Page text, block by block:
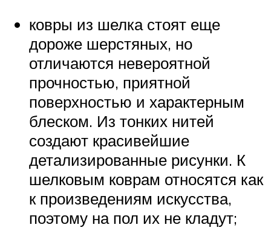
ковры из шелка стоят еще
дороже шерстяных, но
отличаются невероятной
прочностью, приятной
поверхностью и характерным
блеском. Из тонких нитей
создают красивейшие
детализированные рисунки. К
шелковым коврам относятся как
к произведениям искусства,
поэтому на пол их не кладут;